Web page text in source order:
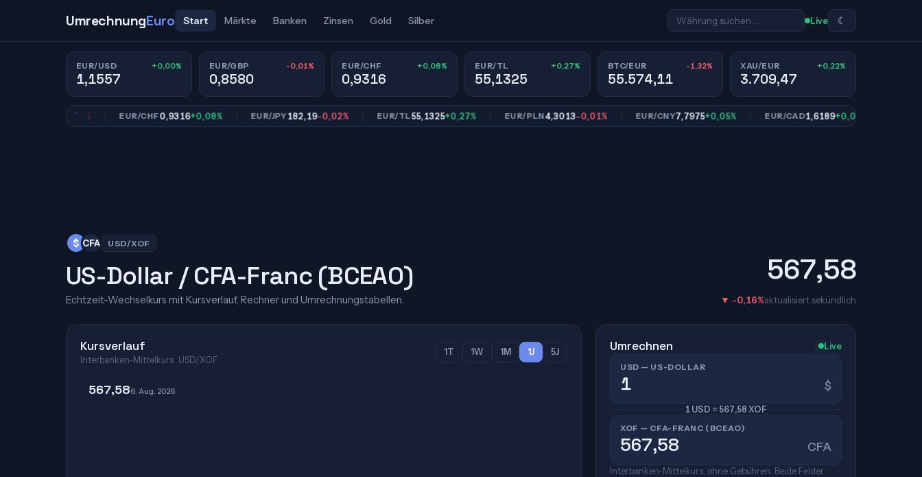
UmrechnungEuro Start Märkte Banken Zinsen Gold Silber Live ☾
EUR/USD +0,00%
1,1557
EUR/GBP -0,01%
0,8580
EUR/CHF +0,08%
0,9316
EUR/TL +0,27%
55,1325
BTC/EUR -1,32%
55.574,11
XAU/EUR +0,22%
3.709,47
EUR/CHF0,9316+0,08% EUR/JPY182,19-0,02% EUR/TL55,1325+0,27% EUR/PLN4,3013-0,01% EUR/CNY7,7975+0,05% EUR/CAD1,6189+0,01%
$ CFA USD/XOF
US-Dollar / CFA-Franc (BCEAO)
Echtzeit-Wechselkurs mit Kursverlauf, Rechner und Umrechnungstabellen.
567,58
▼ -0,16%aktualisiert sekündlich
Kursverlauf
Interbanken-Mittelkurs · USD/XOF
1T 1W 1M 1J 5J
567,586. Aug. 2026
Umrechnen Live
USD — US-DOLLAR
$
1 USD = 567,58 XOF
XOF — CFA-FRANC (BCEAO)
CFA
Interbanken-Mittelkurs, ohne Gebühren. Beide Felder